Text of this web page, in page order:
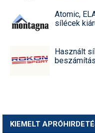
Atomic,
sílécek
Használt
KIEMELT